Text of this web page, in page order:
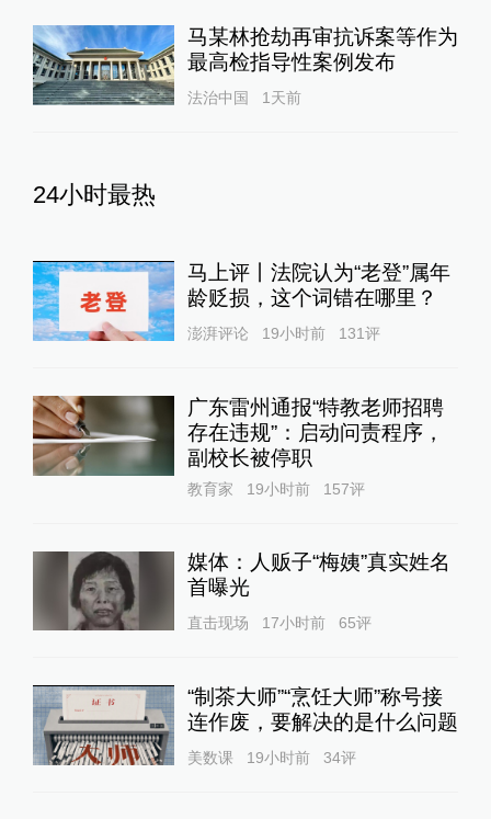
马某林抢劫再审抗诉案等作为
最高检指导性案例发布
法治中国 1天前
24小时最热
马上评丨法院认为“老登”属年
龄贬损，这个词错在哪里？
澎湃评论 19小时前 131评
广东雷州通报“特教老师招聘
存在违规”：启动问责程序，
副校长被停职
教育家 19小时前 157评
媒体：人贩子“梅姨”真实姓名
首曝光
直击现场 17小时前 65评
“制茶大师”“烹饪大师”称号接
连作废，要解决的是什么问题
美数课 19小时前 34评